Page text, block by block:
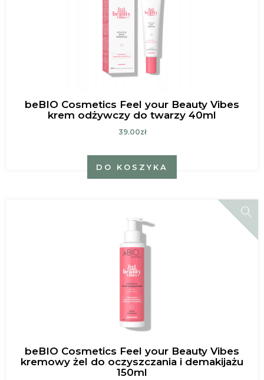
beBIO Cosmetics Feel your Beauty Vibes
krem odżywczy do twarzy 40ml
39.00zł
DO KOSZYKA
beBIO Cosmetics Feel your Beauty Vibes
kremowy żel do oczyszczania i demakijażu
150ml